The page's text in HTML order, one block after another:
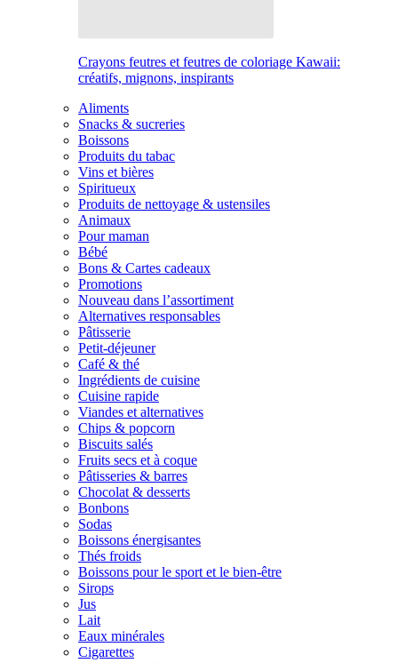
Crayons feutres et feutres de coloriage Kawaii:
créatifs, mignons, inspirants
Aliments
Snacks & sucreries
Boissons
Produits du tabac
Vins et bières
Spiritueux
Produits de nettoyage & ustensiles
Animaux
Pour maman
Bébé
Bons & Cartes cadeaux
Promotions
Nouveau dans l’assortiment
Alternatives responsables
Pâtisserie
Petit-déjeuner
Café & thé
Ingrédients de cuisine
Cuisine rapide
Viandes et alternatives
Chips & popcorn
Biscuits salés
Fruits secs et à coque
Pâtisseries & barres
Chocolat & desserts
Bonbons
Sodas
Boissons énergisantes
Thés froids
Boissons pour le sport et le bien-être
Sirops
Jus
Lait
Eaux minérales
Cigarettes